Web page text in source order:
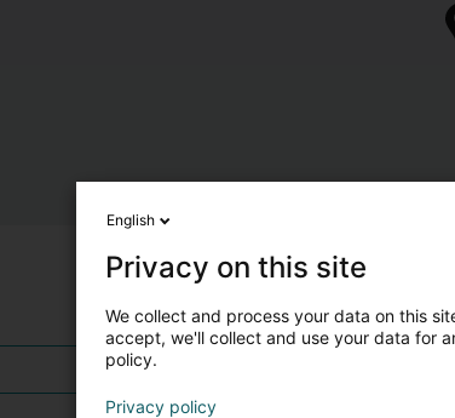
English
Privacy on this site
We collect and process your data on this
accept, we'll collect and use your data for
policy.
Privacy policy